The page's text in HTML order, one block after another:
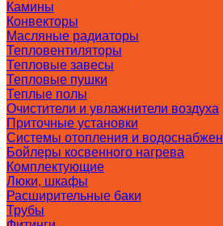
Камины
Конвекторы
Масляные радиаторы
Тепловентиляторы
Тепловые завесы
Тепловые пушки
Теплые полы
Очистители и увлажнители воздуха
Приточные установки
Системы отопления и
Бойлеры косвенного нагрева
Комплектующие
Люки, шкафы
Расширительные баки
Трубы